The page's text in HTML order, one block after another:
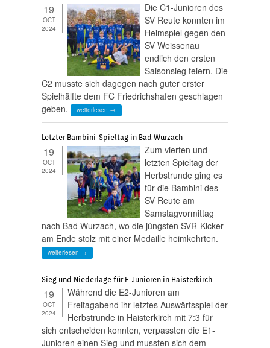
19
OCT
2024
Die C1-Junioren des
SV Reute konnten im
Heimspiel gegen den
SV Weissenau
endlich den ersten
Saisonsieg feiern. Die
C2 musste sich dagegen nach guter erster
Spielhälfte dem FC Friedrichshafen geschlagen
geben.
weiterlesen →
Letzter Bambini-Spieltag in Bad Wurzach
19
OCT
2024
Zum vierten und
letzten Spieltag der
Herbstrunde ging es
für die Bambini des
SV Reute am
Samstagvormittag
nach Bad Wurzach, wo die jüngsten SVR-Kicker
am Ende stolz mit einer Medaille heimkehrten.
weiterlesen →
Sieg und Niederlage für E-Junioren in Haisterkirch
19
OCT
2024
Während die E2-Junioren am
Freitagabend ihr letztes Auswärtsspiel der
Herbstrunde in Haisterkirch mit 7:3 für
sich entscheiden konnten, verpassten die E1-
Junioren einen Sieg und mussten sich dem